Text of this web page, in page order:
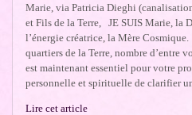
Marie, via Patricia Dieghi
et Fils de la Terre, JE SUIS Marie, la
l’énergie créatrice, la Mère
quartiers de la Terre, nombre d’entre
est maintenant essentiel pour votre
personnelle et spirituelle de clarifier un
Lire cet article